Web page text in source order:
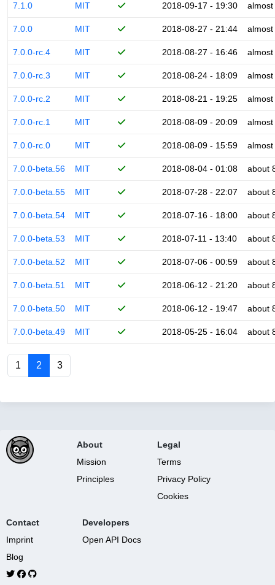
7.1.0 MIT 2018-09-17 - 19:30
7.0.0 MIT 2018-08-27 - 21:44
7.0.0-rc.4 MIT 2018-08-27 - 16:46
7.0.0-rc.3 MIT 2018-08-24 - 18:09
7.0.0-rc.2 MIT 2018-08-21 - 19:25
7.0.0-rc.1 MIT 2018-08-09 - 20:09
7.0.0-rc.0 MIT 2018-08-09 - 15:59
7.0.0-beta.56 MIT 2018-08-04 - 01:08 about
7.0.0-beta.55 MIT 2018-07-28 - 22:07 about
7.0.0-beta.54 MIT 2018-07-16 - 18:00 about
7.0.0-beta.53 MIT 2018-07-11 - 13:40 about
7.0.0-beta.52 MIT 2018-07-06 - 00:59 about
7.0.0-beta.51 MIT 2018-06-12 - 21:20 about
7.0.0-beta.50 MIT 2018-06-12 - 19:47 about
7.0.0-beta.49 MIT 2018-05-25 - 16:04 about
1 2 3
About
Mission
Principles
Legal
Terms
Privacy Policy
Cookies
Contact
Imprint
Blog
Developers
Open API Docs